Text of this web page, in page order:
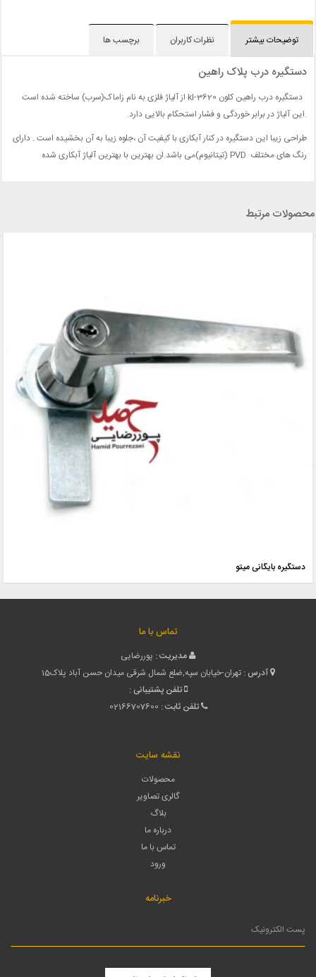
توضیحات بیشتر نظرات کاربران برچسب ها
دستگیره درب پلاک راهین
دستگیره درب راهین کلون kl-3620 از آلیاژ فلزی به نام زاماک(سرب) ساخته شده است
.این آلیاژ در برابر خوردگی و فشار استحکام بالایی دارد.
طراحی زیبا این دستگیره در کنار آبکاری با کیفیت آن ،جلوه زیبا به آن بخشیده است . دارای
رنگ های مختلف PVD (تیتانیوم)می باشد.ان بهترین با بهترین آلیاژ آبکاری شده
محصولات مرتبط
تماس با ما
مدیریت : پوررضایی
آدرس : تهران-خیابان سپه,ضلع شمال شرقی میدان حسن آباد پلاک15
تلفن پشتیبانی :
تلفن ثابت : 02166707600
نقشه سایت
محصولات
گالری تصاویر
بلاگ
درباره ما
تماس با ما
ورود
خبرنامه